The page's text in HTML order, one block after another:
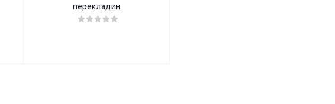
перекладин